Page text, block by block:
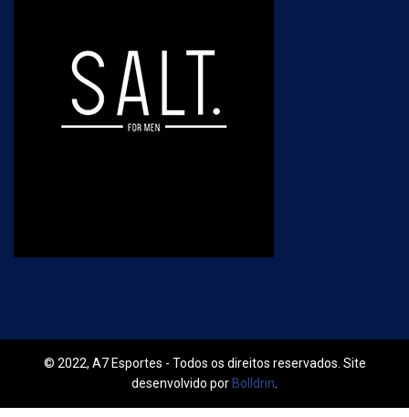
© 2022, A7 Esportes - Todos os direitos reservados. Site
desenvolvido por Bolldrin.